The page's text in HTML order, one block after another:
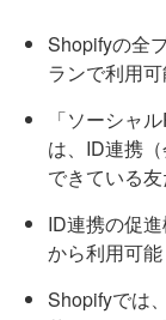
Shopifyの全
ランで利用
「ソーシャ
は、ID連携
できている
ID連携の促
から利用可能
Shopifyでは